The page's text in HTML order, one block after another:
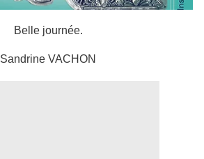
Belle journée.
Sandrine VACHON